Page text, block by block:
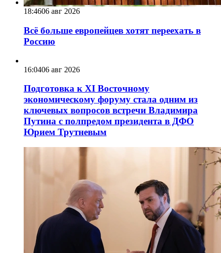
18:4606 авг 2026
Всё больше европейцев хотят переехать в
Россию
16:0406 авг 2026
Подготовка к XI Восточному
экономическому форуму стала одним из
ключевых вопросов встречи Владимира
Путина с полпредом президента в ДФО
Юрием Трутневым